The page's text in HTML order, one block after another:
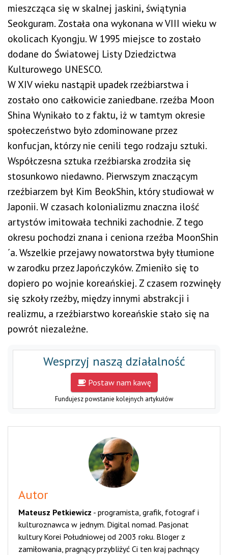
mieszcząca się w skalnej jaskini, świątynia
Seokguram. Została ona wykonana w VIII wieku w
okolicach Kyongju. W 1995 miejsce to zostało
dodane do Światowej Listy Dziedzictwa
Kulturowego UNESCO.
W XIV wieku nastąpił upadek rzeźbiarstwa i
zostało ono całkowicie zaniedbane. rzeźba Moon
Shina Wynikało to z faktu, iż w tamtym okresie
społeczeństwo było zdominowane przez
konfucjan, którzy nie cenili tego rodzaju sztuki.
Współczesna sztuka rzeźbiarska zrodziła się
stosunkowo niedawno. Pierwszym znaczącym
rzeźbiarzem był Kim BeokShin, który studiował w
Japonii. W czasach kolonializmu znaczna ilość
artystów imitowała techniki zachodnie. Z tego
okresu pochodzi znana i ceniona rzeźba MoonShin
´a. Wszelkie przejawy nowatorstwa były tłumione
w zarodku przez Japończyków. Zmieniło się to
dopiero po wojnie koreańskiej. Z czasem rozwinęły
się szkoły rzeźby, między innymi abstrakcji i
realizmu, a rzeźbiarstwo koreańskie stało się na
powrót niezależne.
Wesprzyj naszą działalność
Postaw nam kawę
Fundujesz powstanie kolejnych artykułów
Autor
Mateusz Petkiewicz - programista, grafik, fotograf i
kulturoznawca w jednym. Digital nomad. Pasjonat
kultury Korei Południowej od 2003 roku. Bloger z
zamiłowania, pragnący przybliżyć Ci ten kraj pachnący